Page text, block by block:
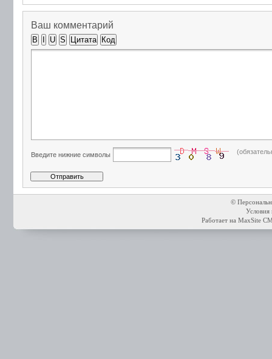
Ваш комментарий
B U S Цитата Код
Введите нижние символы
©
Условия
Работает на MaxSite